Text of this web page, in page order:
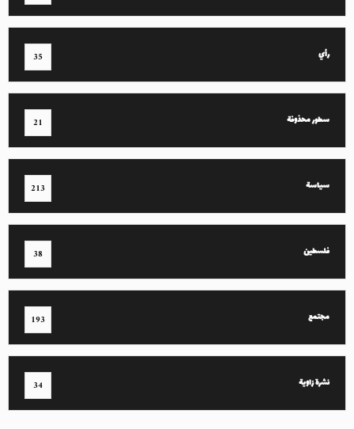
رأي 35
سطور محذوفة 21
سياسة 213
فلسطين 38
مجتمع 193
نشرة زاوية 34